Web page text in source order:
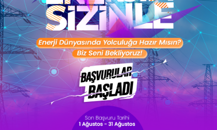
Excel Seviye Testi
Hemen Başla
Kişisel Gelişim Planı
Hemen Başla
Ücretsiz Başla